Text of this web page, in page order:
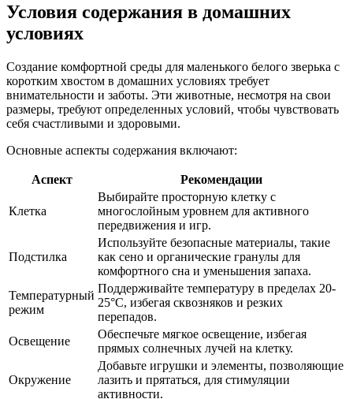
Условия содержания в домашних
условиях
Создание комфортной среды для маленького белого зверька с
коротким хвостом в домашних условиях требует
внимательности и заботы. Эти животные, несмотря на свои
размеры, требуют определенных условий, чтобы чувствовать
себя счастливыми и здоровыми.
Основные аспекты содержания включают:
Аспект Рекомендации
Клетка
Выбирайте просторную клетку с
многослойным уровнем для активного
передвижения и игр.
Подстилка
Используйте безопасные материалы, такие
как сено и органические гранулы для
комфортного сна и уменьшения запаха.
Температурный
режим
Поддерживайте температуру в пределах 20-
25°C, избегая сквозняков и резких
перепадов.
Освещение
Обеспечьте мягкое освещение, избегая
прямых солнечных лучей на клетку.
Окружение
Добавьте игрушки и элементы, позволяющие
лазить и прятаться, для стимуляции
активности.